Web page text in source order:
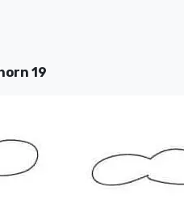
19